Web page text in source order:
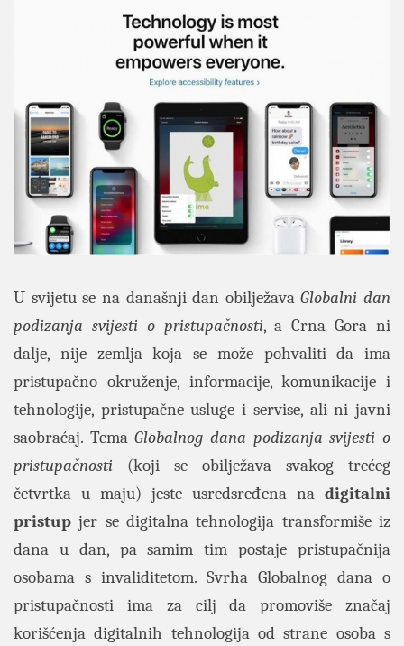
U svijetu se na današnji dan obilježavaGlobalni dan
podizanja svijesti o pristupačnosti, a Crna Gora ni
dalje, nije zemlja koja se može pohvaliti da ima
pristupačno okruženje, informacije, komunikacije i
tehnologije, pristupačne usluge i servise, ali ni javni
saobraćaj. TemaGlobalnog dana podizanja svijesti o
pristupačnosti (koji se obilježava svakog trećeg
četvrtka u maju) jeste usredsređena na digitalni
pristup jer se digitalna tehnologija transformiše iz
dana u dan, pa samim tim postaje pristupačnija
osobama s invaliditetom. Svrha Globalnog dana o
pristupačnosti ima za cilj da promoviše značaj
korišćenja digitalnih tehnologija od strane osoba s